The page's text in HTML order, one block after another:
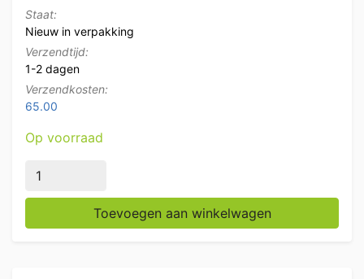
Staat:
Nieuw in verpakking
Verzendtijd:
1-2 dagen
Verzendkosten:
65.00
Op voorraad
RVS HCB Spiraalkneder deegmenger deegmixer 30
Toevoegen aan winkelwagen